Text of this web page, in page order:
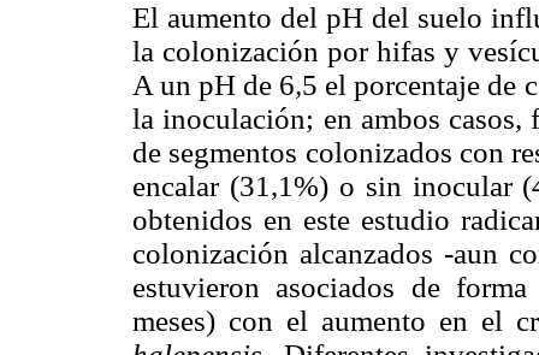
El aumento del pH del suelo
la colonización por hifas y
A un pH de 6,5 el porcentaje de
la inoculación; en ambos
de segmentos colonizados con
encalar (31,1%) o sin inocular
obtenidos en este estudio
colonización alcanzados -aun
estuvieron asociados de
meses) con el aumento en el